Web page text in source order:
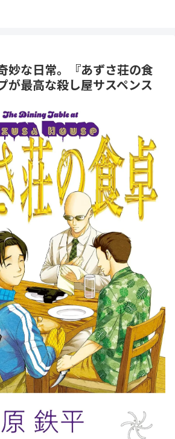
妙な日常。『あずさ荘の食
が最高な殺し屋サスペンス